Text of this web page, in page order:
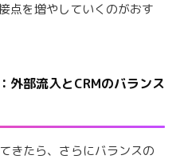
点を増やしていくのがおす
外部流入とCRMのバランス
きたら、さらにバランスの